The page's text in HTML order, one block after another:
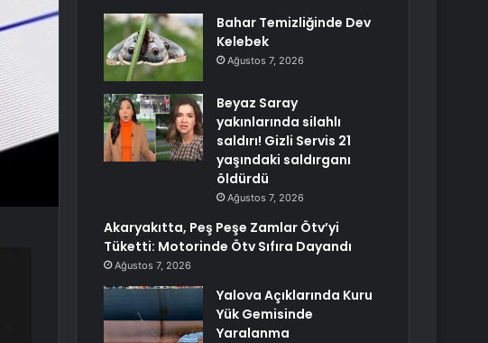
Bahar Temizliğinde Dev
Kelebek
Ağustos 7, 2026
Beyaz Saray
yakınlarında silahlı
saldırı! Gizli Servis 21
yaşındaki saldırganı
öldürdü
Ağustos 7, 2026
Akaryakıtta, Peş Peşe Zamlar Ötv’yi
Tüketti: Motorinde Ötv Sıfıra Dayandı
Ağustos 7, 2026
Yalova Açıklarında Kuru
Yük Gemisinde
Yaralanma